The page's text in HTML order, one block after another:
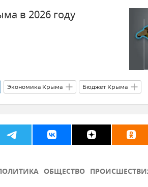
в 2026 году
Экономика Крыма Бюджет Крыма
ОБЩЕСТВО